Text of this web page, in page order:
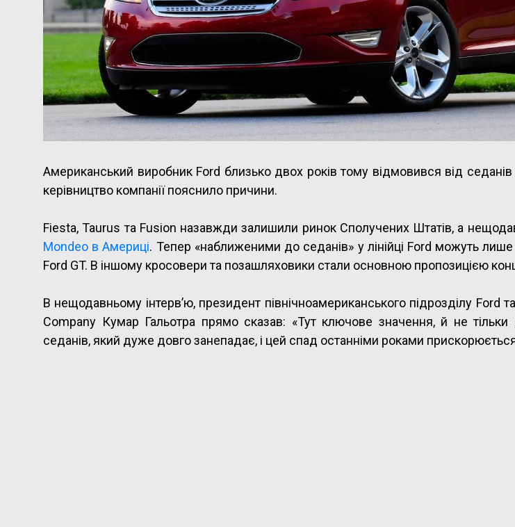
Американський виробник Ford близько двох років тому відмовився від
керівництво компанії пояснило причини.
Fiesta, Taurus та Fusion назавжди залишили ринок Сполучених Штатів, а
Mondeo в Америці. Тепер «наближеними до седанів» у лінійці Ford можуть
Ford GT. В іншому кросовери та позашляховики стали основною пропозицією
В нещодавньому інтерв’ю, президент північноамериканського підрозділу Ford
Company Кумар Гальотра прямо сказав: «Тут ключове значення, й не
седанів, який дуже довго занепадає, і цей спад останніми роками